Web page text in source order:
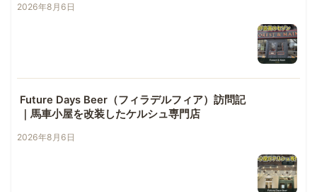
2026年8月6日
Future Days Beer（フィラデルフィア）訪問記
｜馬車小屋を改装したケルシュ専門店
2026年8月6日